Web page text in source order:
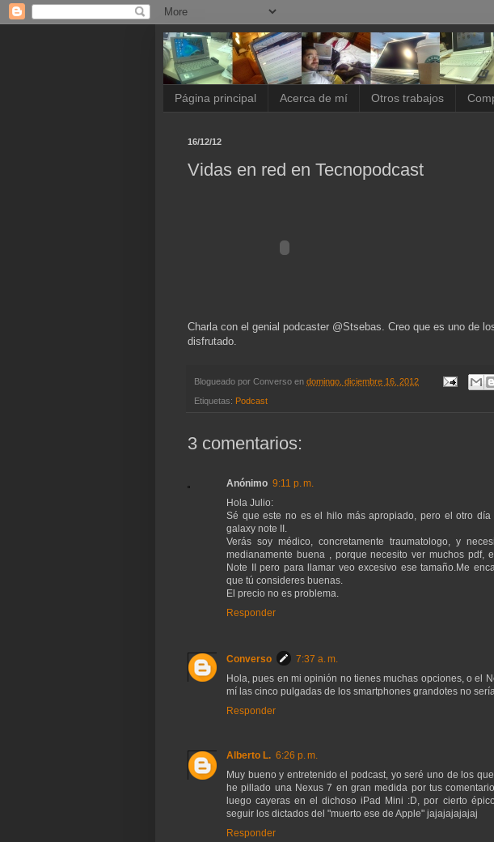
Página principal Acerca de mí Otros trabajos
16/12/12
Vidas en red en Tecnopodcast
Charla con el genial podcaster @Stsebas. Creo que es uno de
disfrutado.
Blogueado por Converso en domingo, diciembre 16, 2012
Etiquetas: Podcast
3 comentarios:
Anónimo 9:11 p. m.
Hola Julio:
Sé que este no es el hilo más apropiado, pero el otro
galaxy note II.
Verás soy médico, concretamente traumatologo, y
medianamente buena , porque necesito ver muchos pdf,
Note II pero para llamar veo excesivo ese tamaño.Me
que tú consideres buenas.
El precio no es problema.
Responder
Converso
7:37 a. m.
Hola, pues en mi opinión no tienes muchas opciones, o el
mí las cinco pulgadas de los smartphones grandotes no
Responder
Alberto L. 6:26 p. m.
Muy bueno y entretenido el podcast, yo seré uno de los
he pillado una Nexus 7 en gran medida por tus
luego cayeras en el dichoso iPad Mini :D, por cierto
seguir los dictados del "muerto ese de Apple" jajajajajajaj
Responder